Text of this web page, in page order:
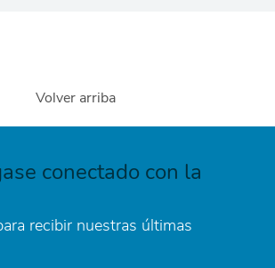
Volver arriba
conectado con la
recibir nuestras últimas